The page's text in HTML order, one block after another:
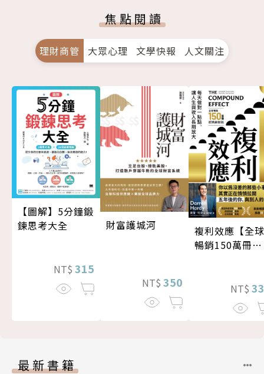
焦點閱讀
理財商管 大眾心理 文學快報 人文關注
【圖解】5分鐘鍛
鍊思考大全
NT$ 315
財富護城河
NT$ 350
複利效應【全球
暢銷150萬冊・
NT$
最新書籍